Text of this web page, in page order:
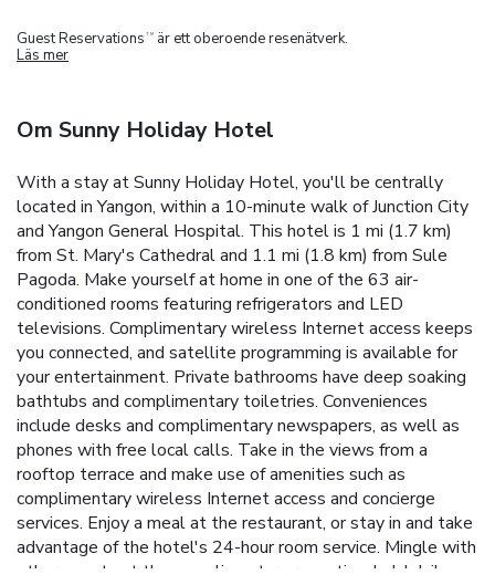
Guest Reservations TM
är ett oberoende resenätverk.
Läs mer
Om Sunny Holiday Hotel
With a stay at Sunny Holiday Hotel, you'll be centrally
located in Yangon, within a 10-minute walk of Junction City
and Yangon General Hospital. This hotel is 1 mi (1.7 km)
from St. Mary's Cathedral and 1.1 mi (1.8 km) from Sule
Pagoda. Make yourself at home in one of the 63 air-
conditioned rooms featuring refrigerators and LED
televisions. Complimentary wireless Internet access keeps
you connected, and satellite programming is available for
your entertainment. Private bathrooms have deep soaking
bathtubs and complimentary toiletries. Conveniences
include desks and complimentary newspapers, as well as
phones with free local calls. Take in the views from a
rooftop terrace and make use of amenities such as
complimentary wireless Internet access and concierge
services. Enjoy a meal at the restaurant, or stay in and take
advantage of the hotel's 24-hour room service. Mingle with
other guests at the complimentary reception, held daily.